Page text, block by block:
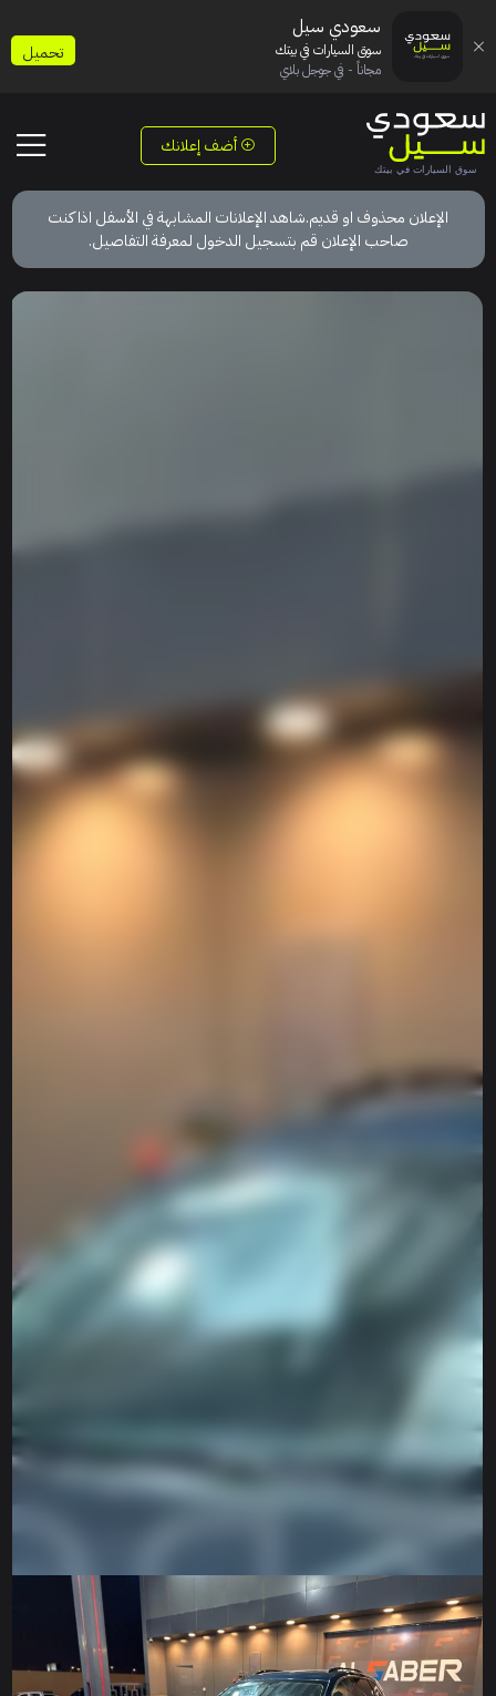
أضف إعلانك
الإعلان محذوف او قديم.شاهد الإعلانات المشابهة في الأسفل اذا كنت
صاحب الإعلان قم بتسجيل الدخول لمعرفة التفاصيل.
سعودي سيل
سوق السيارات في بيتك
مجاناً - في جوجل بلاي
تحميل